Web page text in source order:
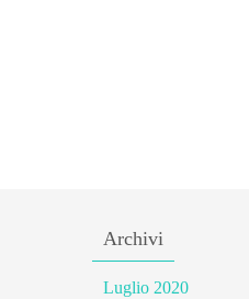
Archivi
Luglio 2020